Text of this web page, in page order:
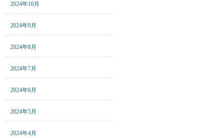
2024年10月
2024年9月
2024年8月
2024年7月
2024年6月
2024年5月
2024年4月